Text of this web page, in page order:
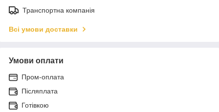
Транспортна компанія
Всі умови доставки
Умови оплати
Пром-оплата
Післяплата
Готівкою